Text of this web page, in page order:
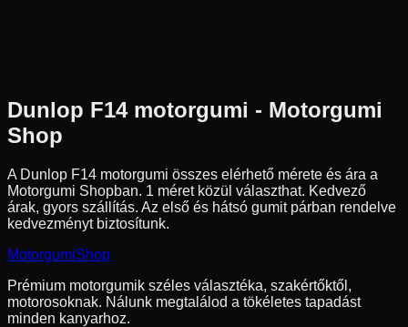
Dunlop F14motorgumi - Motorgumi
Shop
A Dunlop F14 motorgumi összes elérhető mérete és ára a
Motorgumi Shopban. 1 méret közül választhat. Kedvező
árak, gyors szállítás. Az első és hátsó gumit párban rendelve
kedvezményt biztosítunk.
MotorgumiShop
Prémium motorgumik széles választéka, szakértőktől,
motorosoknak. Nálunk megtalálod a tökéletes tapadást
minden kanyarhoz.